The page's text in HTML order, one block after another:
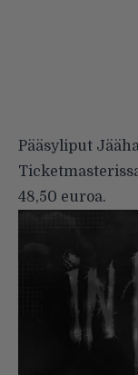
Pääsyliput
48,50 euroa.